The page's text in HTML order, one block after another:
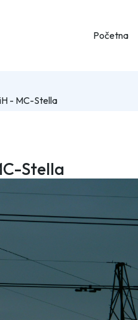
Početna
- MC-Stella
Stella